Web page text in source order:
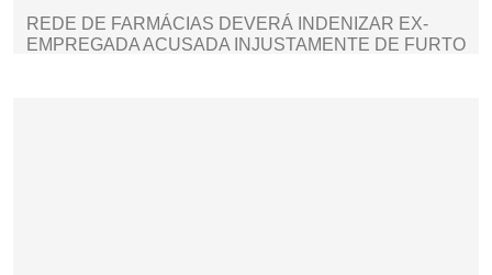
REDE DE FARMÁCIAS DEVERÁ INDENIZAR EX-
EMPREGADA ACUSADA INJUSTAMENTE DE FURTO